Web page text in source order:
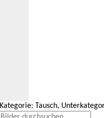
Kategorie: Tausch,